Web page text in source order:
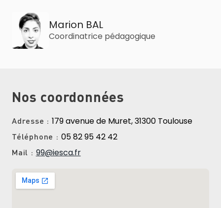
Marion BAL
Coordinatrice pédagogique
Nos coordonnées
Adresse 179 avenue de Muret, 31300 Toulouse
Téléphone 05 82 95 42 42
Mail 99@iesca.fr